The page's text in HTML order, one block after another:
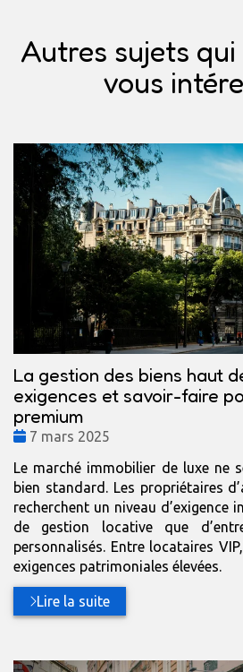
Autres sujets
vous
La gestion des biens haut
exigences et savoir-faire
premium
Date
7 mars 2025
Le marché immobilier de luxe ne
bien standard. Les propriétaires
recherchent un niveau d’exigence
de gestion locative que
personnalisés. Entre locataires
exigences patrimoniales élevées.
Lire la suite